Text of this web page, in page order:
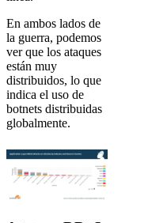
En ambos lados de
la guerra, podemos
ver que los ataques
están muy
distribuidos, lo que
indica el uso de
botnets distribuidas
globalmente.